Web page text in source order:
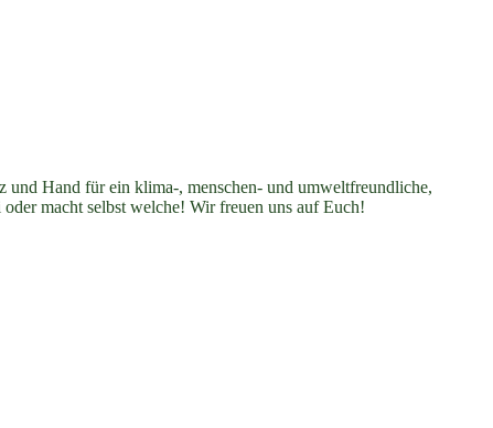
und Hand für ein klima-, menschen- und umweltfreundliche,
macht selbst welche! Wir freuen uns auf Euch!